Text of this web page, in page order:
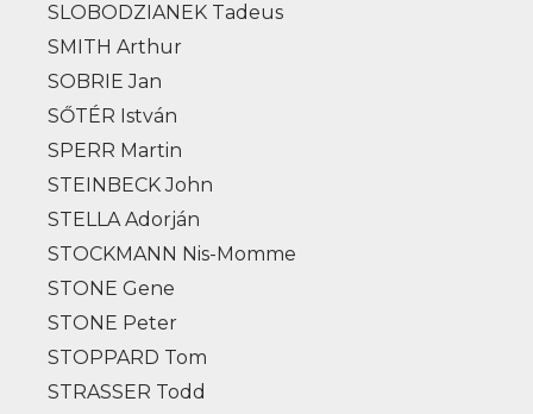
SLOBODZIANEK Tadeus
SMITH Arthur
SOBRIE Jan
SŐTÉR István
SPERR Martin
STEINBECK John
STELLA Adorján
STOCKMANN Nis-Momme
STONE Gene
STONE Peter
STOPPARD Tom
STRASSER Todd